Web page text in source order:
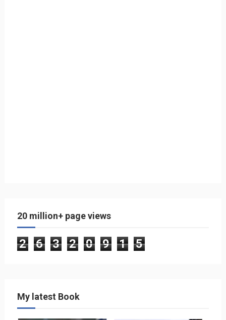
20 million+ page views
2 6 3 2 0 9 1 5
My latest Book